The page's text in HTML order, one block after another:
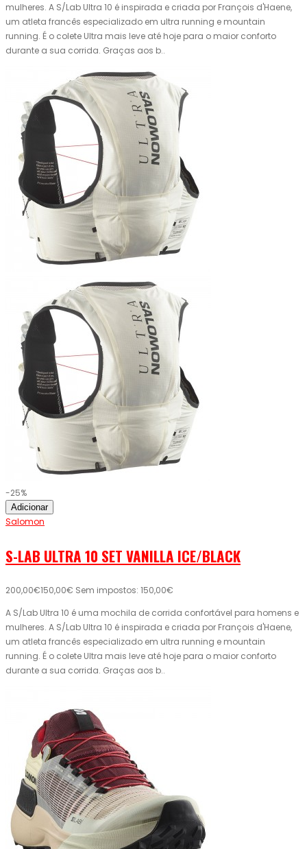
mulheres. A S/Lab Ultra 10 é inspirada e criada por François d'Haene,
um atleta francês especializado em ultra running e mountain
running. É o colete Ultra mais leve até hoje para o maior conforto
durante a sua corrida. Graças aos b..
-25%
Adicionar
Salomon
S-LAB ULTRA 10 SET VANILLA ICE/BLACK
200,00€150,00€ Sem impostos: 150,00€
A S/Lab Ultra 10 é uma mochila de corrida confortável para homens e
mulheres. A S/Lab Ultra 10 é inspirada e criada por François d'Haene,
um atleta francês especializado em ultra running e mountain
running. É o colete Ultra mais leve até hoje para o maior conforto
durante a sua corrida. Graças aos b..